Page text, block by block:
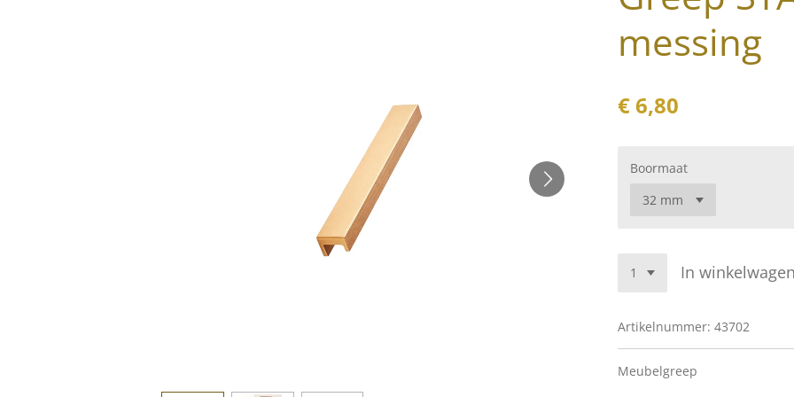
messing
€ 6,80
Boormaat
In
Artikelnummer: 43702
Meubelgreep